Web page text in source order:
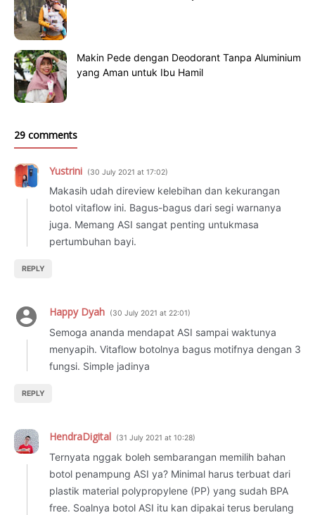
Makin Pede dengan Deodorant Tanpa Aluminium
yang Aman untuk Ibu Hamil
29 comments
Yustrini 30 July 2021 at 17:02
Makasih udah direview kelebihan dan kekurangan
botol vitaflow ini. Bagus-bagus dari segi warnanya
juga. Memang ASI sangat penting untukmasa
pertumbuhan bayi.
REPLY
Happy Dyah 30 July 2021 at 22:01
Semoga ananda mendapat ASI sampai waktunya
menyapih. Vitaflow botolnya bagus motifnya dengan 3
fungsi. Simple jadinya
REPLY
HendraDigital 31 July 2021 at 10:28
Ternyata nggak boleh sembarangan memilih bahan
botol penampung ASI ya? Minimal harus terbuat dari
plastik material polypropylene (PP) yang sudah BPA
free. Soalnya botol ASI itu kan dipakai terus berulang